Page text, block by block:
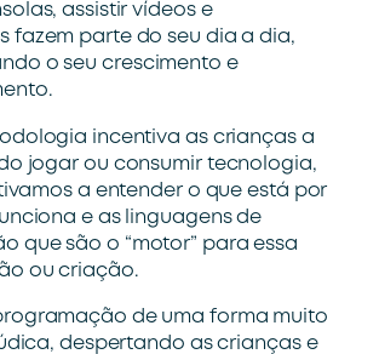
assistir vídeos e
fazem parte do seu dia a dia,
o seu crescimento e
incentiva as crianças a
do jogar ou consumir tecnologia,
a entender o que está por
e as linguagens de
que são o “motor” para essa
ou criação.
de uma forma muito
despertando as crianças e